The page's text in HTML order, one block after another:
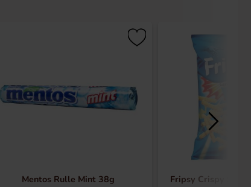
Mentos Rulle Mint 38g Fripsy Crispy